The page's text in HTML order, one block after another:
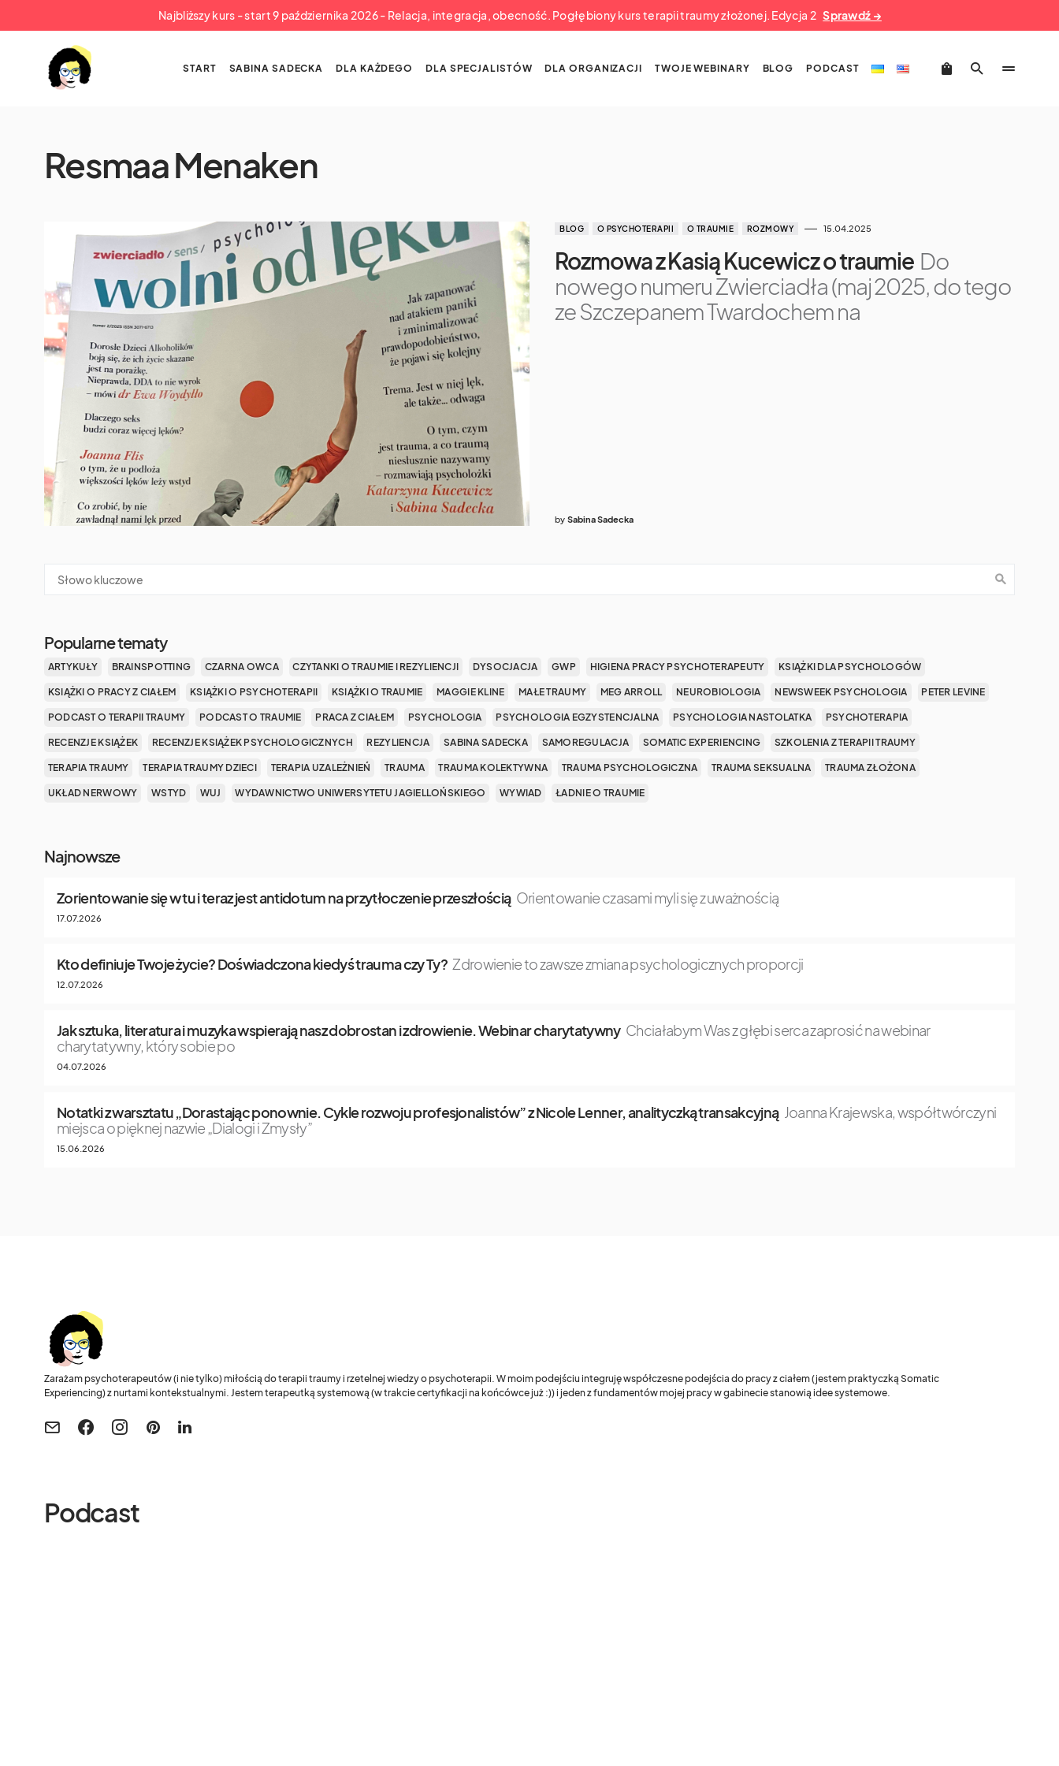
Najbliższy kurs - start 9 października 2026 - Relacja, integracja, obecność. Pogłębiony kurs terapii traumy złożonej. Edycja 2 Sprawdź →
START SABINA SADECKA DLA KAŻDEGO DLA SPECJALISTÓW DLA ORGANIZACJI TWOJE WEBINARY BLOG PODCAST
Resmaa Menaken
BLOG O PSYCHOTERAPII O TRAUMIE ROZMOWY 15.04.2025
Rozmowa z Kasią Kucewicz o traumie Do
nowego numeru Zwierciadła (maj 2025, do tego
ze Szczepanem Twardochem na
by Sabina Sadecka
Popularne tematy
ARTYKUŁY BRAINSPOTTING CZARNA OWCA CZYTANKI O TRAUMIE I REZYLIENCJI DYSOCJACJA GWP HIGIENA PRACY PSYCHOTERAPEUTY KSIĄŻKI DLA PSYCHOLOGÓW
KSIĄŻKI O PRACY Z CIAŁEM KSIĄŻKI O PSYCHOTERAPII KSIĄŻKI O TRAUMIE MAGGIE KLINE MAŁE TRAUMY MEG ARROLL NEUROBIOLOGIA NEWSWEEK PSYCHOLOGIA PETER LEVINE
PODCAST O TERAPII TRAUMY PODCAST O TRAUMIE PRACA Z CIAŁEM PSYCHOLOGIA PSYCHOLOGIA EGZYSTENCJALNA PSYCHOLOGIA NASTOLATKA PSYCHOTERAPIA
RECENZJE KSIĄŻEK RECENZJE KSIĄŻEK PSYCHOLOGICZNYCH REZYLIENCJA SABINA SADECKA SAMOREGULACJA SOMATIC EXPERIENCING SZKOLENIA Z TERAPII TRAUMY
TERAPIA TRAUMY TERAPIA TRAUMY DZIECI TERAPIA UZALEŻNIEŃ TRAUMA TRAUMA KOLEKTYWNA TRAUMA PSYCHOLOGICZNA TRAUMA SEKSUALNA TRAUMA ZŁOŻONA
UKŁAD NERWOWY WSTYD WUJ WYDAWNICTWO UNIWERSYTETU JAGIELLOŃSKIEGO WYWIAD ŁADNIE O TRAUMIE
Najnowsze
Zorientowanie się w tu i teraz jest antidotum na przytłoczenie przeszłością Orientowanie czasami myli się z uważnością
17.07.2026
Kto definiuje Twoje życie? Doświadczona kiedyś trauma czy Ty? Zdrowienie to zawsze zmiana psychologicznych proporcji
12.07.2026
Jak sztuka, literatura i muzyka wspierają nasz dobrostan i zdrowienie. Webinar charytatywny Chciałabym Was z głębi serca zaprosić na webinar
charytatywny, który sobie po
04.07.2026
Notatki z warsztatu „Dorastając ponownie. Cykle rozwoju profesjonalistów” z Nicole Lenner, analityczką transakcyjną Joanna Krajewska, współtwórczyni
miejsca o pięknej nazwie „Dialogi i Zmysły”
15.06.2026
Zarażam psychoterapeutów (i nie tylko) miłością do terapii traumy i rzetelnej wiedzy o psychoterapii. W moim podejściu integruję współczesne podejścia do pracy z ciałem (jestem praktyczką Somatic
Experiencing) z nurtami kontekstualnymi. Jestem terapeutką systemową (w trakcie certyfikacji na końcówce już :)) i jeden z fundamentów mojej pracy w gabinecie stanowią idee systemowe.
Podcast